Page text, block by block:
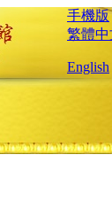
手機版
繁體中
English